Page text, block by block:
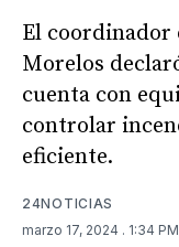
El coordinador
Morelos
cuenta con
controlar
eficiente.
24NOTICIAS
marzo 17, 2024 . 1:34 PM